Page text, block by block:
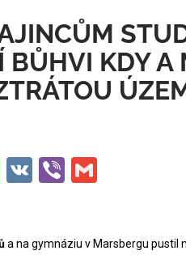
BŮHVI KDY A
Message
VKViberGmail
a na gymnáziu v Marsbergu pustil